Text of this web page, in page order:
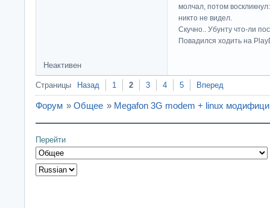
молчал, потом
никто не видел.
Скучно.. Убунту что-ли
Повадился ходить на
Неактивен
Страницы Назад 1 2 3 4 5 Вперед
Форум » Общее » Megafon 3G modem + linux
Перейти